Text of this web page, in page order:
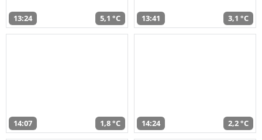
13:24 5,1 °C 13:41 3,1 °C
14:07 1,8 °C 14:24 2,2 °C